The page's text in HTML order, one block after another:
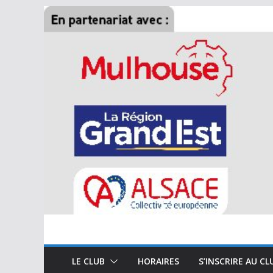
Passer
au
LE CLUB HORAIRES S’INSCRIRE AU